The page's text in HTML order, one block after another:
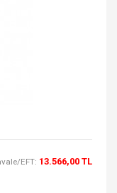
EFT: 13.566,00 TL